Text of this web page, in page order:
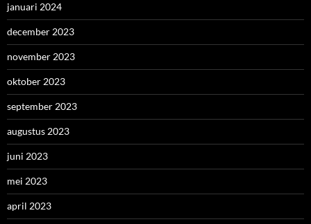
januari 2024
december 2023
november 2023
oktober 2023
september 2023
augustus 2023
juni 2023
mei 2023
april 2023